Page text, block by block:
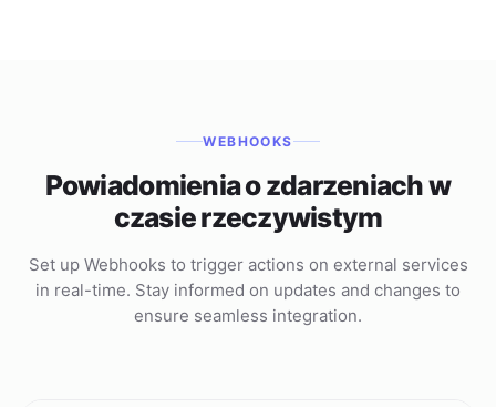
WEBHOOKS
Powiadomienia o zdarzeniach w
czasie rzeczywistym
Set up Webhooks to trigger actions on external services
in real-time. Stay informed on updates and changes to
ensure seamless integration.